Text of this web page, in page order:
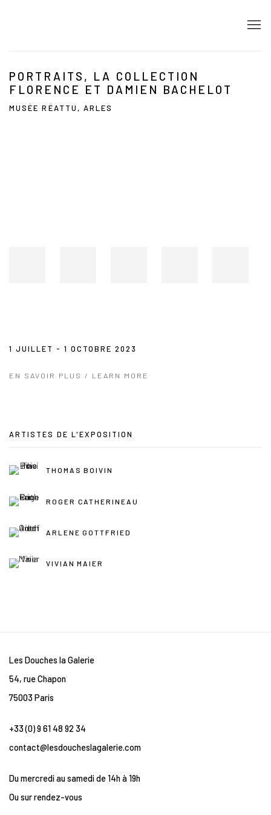
PORTRAITS, LA COLLECTION
FLORENCE ET DAMIEN BACHELOT
MUSÉE RÉATTU, ARLES
1 JUILLET - 1 OCTOBRE 2023
EN SAVOIR PLUS / LEARN MORE
ARTISTES DE L'EXPOSITION
THOMAS BOIVIN
ROGER CATHERINEAU
ARLENE GOTTFRIED
VIVIAN MAIER
Les Douches la Galerie
54, rue Chapon
75003 Paris
+33 (0) 9 61 48 92 34
contact@lesdoucheslagalerie.com
Du mercredi au samedi de 14h à 19h
Ou sur rendez-vous